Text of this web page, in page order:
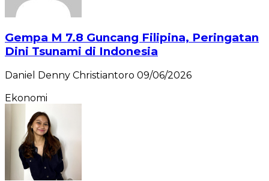
Gempa M 7.8 Guncang Filipina, Peringatan
Dini Tsunami di Indonesia
Daniel Denny Christiantoro 09/06/2026
Ekonomi